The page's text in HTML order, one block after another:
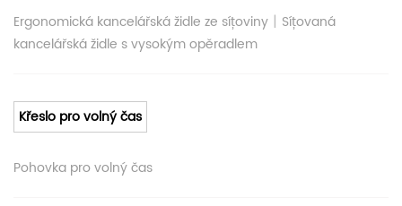
Ergonomická kancelářská židle ze síťoviny | Síťovaná
kancelářská židle s vysokým opěradlem
Křeslo pro volný čas
Pohovka pro volný čas